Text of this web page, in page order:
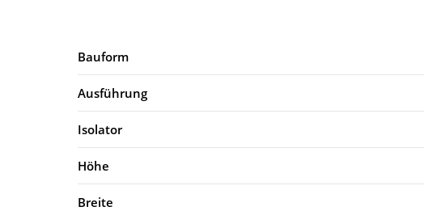
Bauform
Ausführung
Isolator
Höhe
Breite